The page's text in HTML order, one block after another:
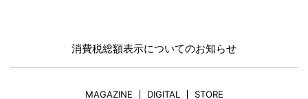
消費税総額表示についてのお知らせ
MAGAZINE DIGITAL
STORE